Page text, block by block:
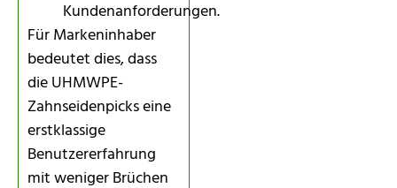
Kundenanforderungen.
Für Markeninhaber
bedeutet dies, dass
die UHMWPE-
Zahnseidenpicks eine
erstklassige
Benutzererfahrung
mit weniger Brüchen